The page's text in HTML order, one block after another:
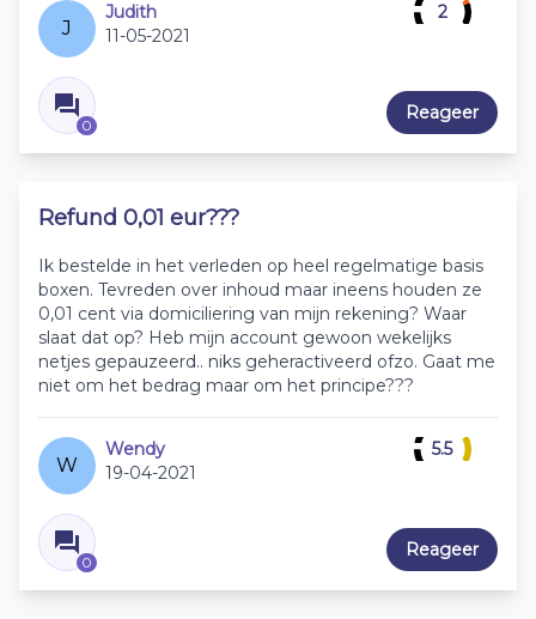
J
Judith
11-05-2021
0
2
Reageer
Refund 0,01 eur???
Ik bestelde in het verleden op heel regelmatige basis
boxen. Tevreden over inhoud maar ineens houden ze
0,01 cent via domiciliering van mijn rekening? Waar
slaat dat op? Heb mijn account gewoon wekelijks
netjes gepauzeerd.. niks geheractiveerd ofzo. Gaat me
niet om het bedrag maar om het principe???
W
Wendy
19-04-2021
0
5.5
Reageer